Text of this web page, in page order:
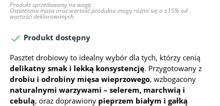
Produkt sprzedawany na wagę.
Ostateczna masa oraz wartość produktu mogą różnić się o ±15% od
wartości deklarowanych.
 Produkt dostępny
Pasztet drobiowy to idealny wybór dla tych, którzy cenią
delikatny smak i lekką konsystencję. Przygotowany z
drobiu i odrobiny mięsa wieprzowego, wzbogacony
naturalnymi warzywami – selerem, marchwią i
cebulą, oraz doprawiony pieprzem białym i gałką